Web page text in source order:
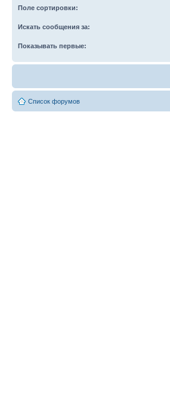
Поле сортировки:
Искать сообщения за:
Показывать первые:
Список форумов